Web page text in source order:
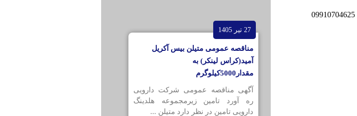
27 تیر 1405
مناقصه عمومی متیلن بیس آکریل
آمید(کراس لینکر) به
مقدار5000کیلوگرم
آگهی مناقصه عمومی شرکت دارویی
ره آورد تامین زیرمجموعه هلدینگ
دارویی تامین در نظر دارد متیلن ...